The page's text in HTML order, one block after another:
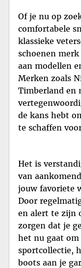
Of je nu op
comfortabele
klassieke
schoenen merk
aan modellen
Merken zoals
Timberland en
de kans hebt
te schaffen
Het is
van
jouw favoriete
Door
en alert te zijn
zorgen dat je
het nu gaat
sportcollectie,
boots aan je